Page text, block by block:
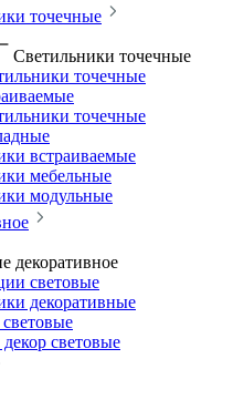
точечные
Светильники точечные
точечные
точечные
встраиваемые
мебельные
модульные
декоративное
световые
декоративные
световые